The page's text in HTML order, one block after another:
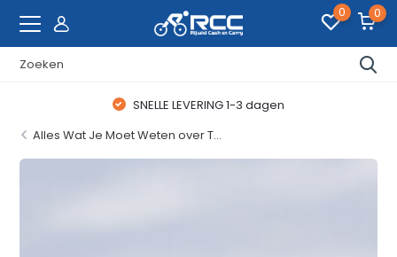
0 0
WAANZINNIGE FIETSDEALS
Alles Wat Je Moet Weten over T...